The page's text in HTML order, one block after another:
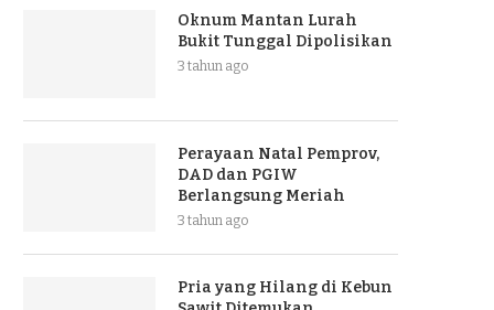
Oknum Mantan Lurah
Bukit Tunggal Dipolisikan
3 tahun ago
Perayaan Natal Pemprov,
DAD dan PGIW
Berlangsung Meriah
3 tahun ago
Pria yang Hilang di Kebun